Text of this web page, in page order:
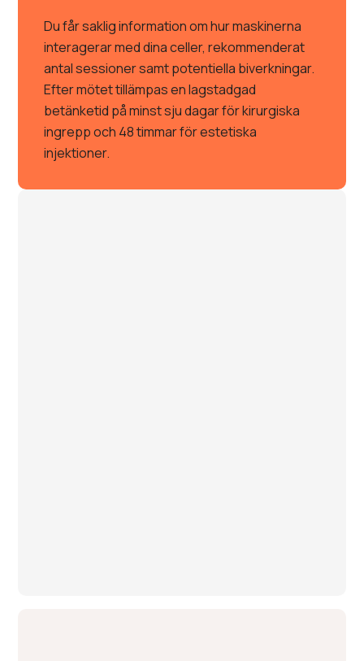
Du får saklig information om hur maskinerna
interagerar med dina celler, rekommenderat
antal sessioner samt potentiella biverkningar.
Efter mötet tillämpas en lagstadgad
betänketid på minst sju dagar för kirurgiska
ingrepp och 48 timmar för estetiska
injektioner.